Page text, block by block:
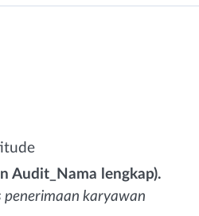
Audit_Nama lengkap).
penerimaan karyawan